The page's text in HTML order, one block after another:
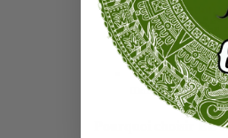
Concentration
qui en fait un
Effets rapides
cherchent à
Polyvalence:
maison comme
Pourquoi choisir EL